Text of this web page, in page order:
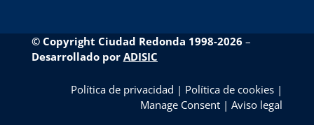
© Copyright Ciudad Redonda 1998-2026 –
Desarrollado por ADISIC
Política de privacidad | Política de cookies |
Manage Consent |Aviso legal